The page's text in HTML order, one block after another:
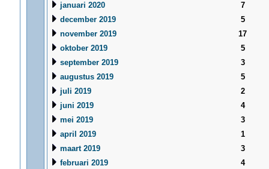
januari 2020
7
december 2019
5
november 2019
17
oktober 2019
5
september 2019
3
augustus 2019
5
juli 2019
2
juni 2019
4
mei 2019
3
april 2019
1
maart 2019
3
februari 2019
4